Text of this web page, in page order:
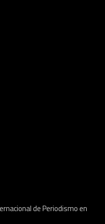
de Periodismo en